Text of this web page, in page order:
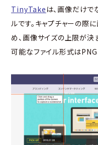
TinyTake は、画像だけで
ルです。キャプチャーの際
め、画像サイズの上限が決
可能なファイル形式はPNG